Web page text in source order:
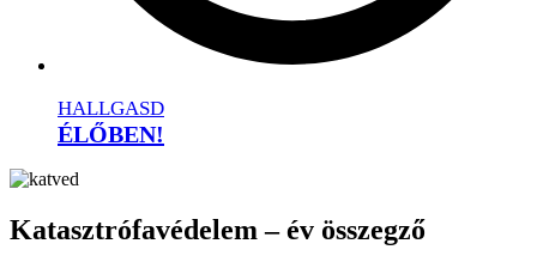
HALLGASD
ÉLŐBEN!
Katasztrófavédelem – év összegző